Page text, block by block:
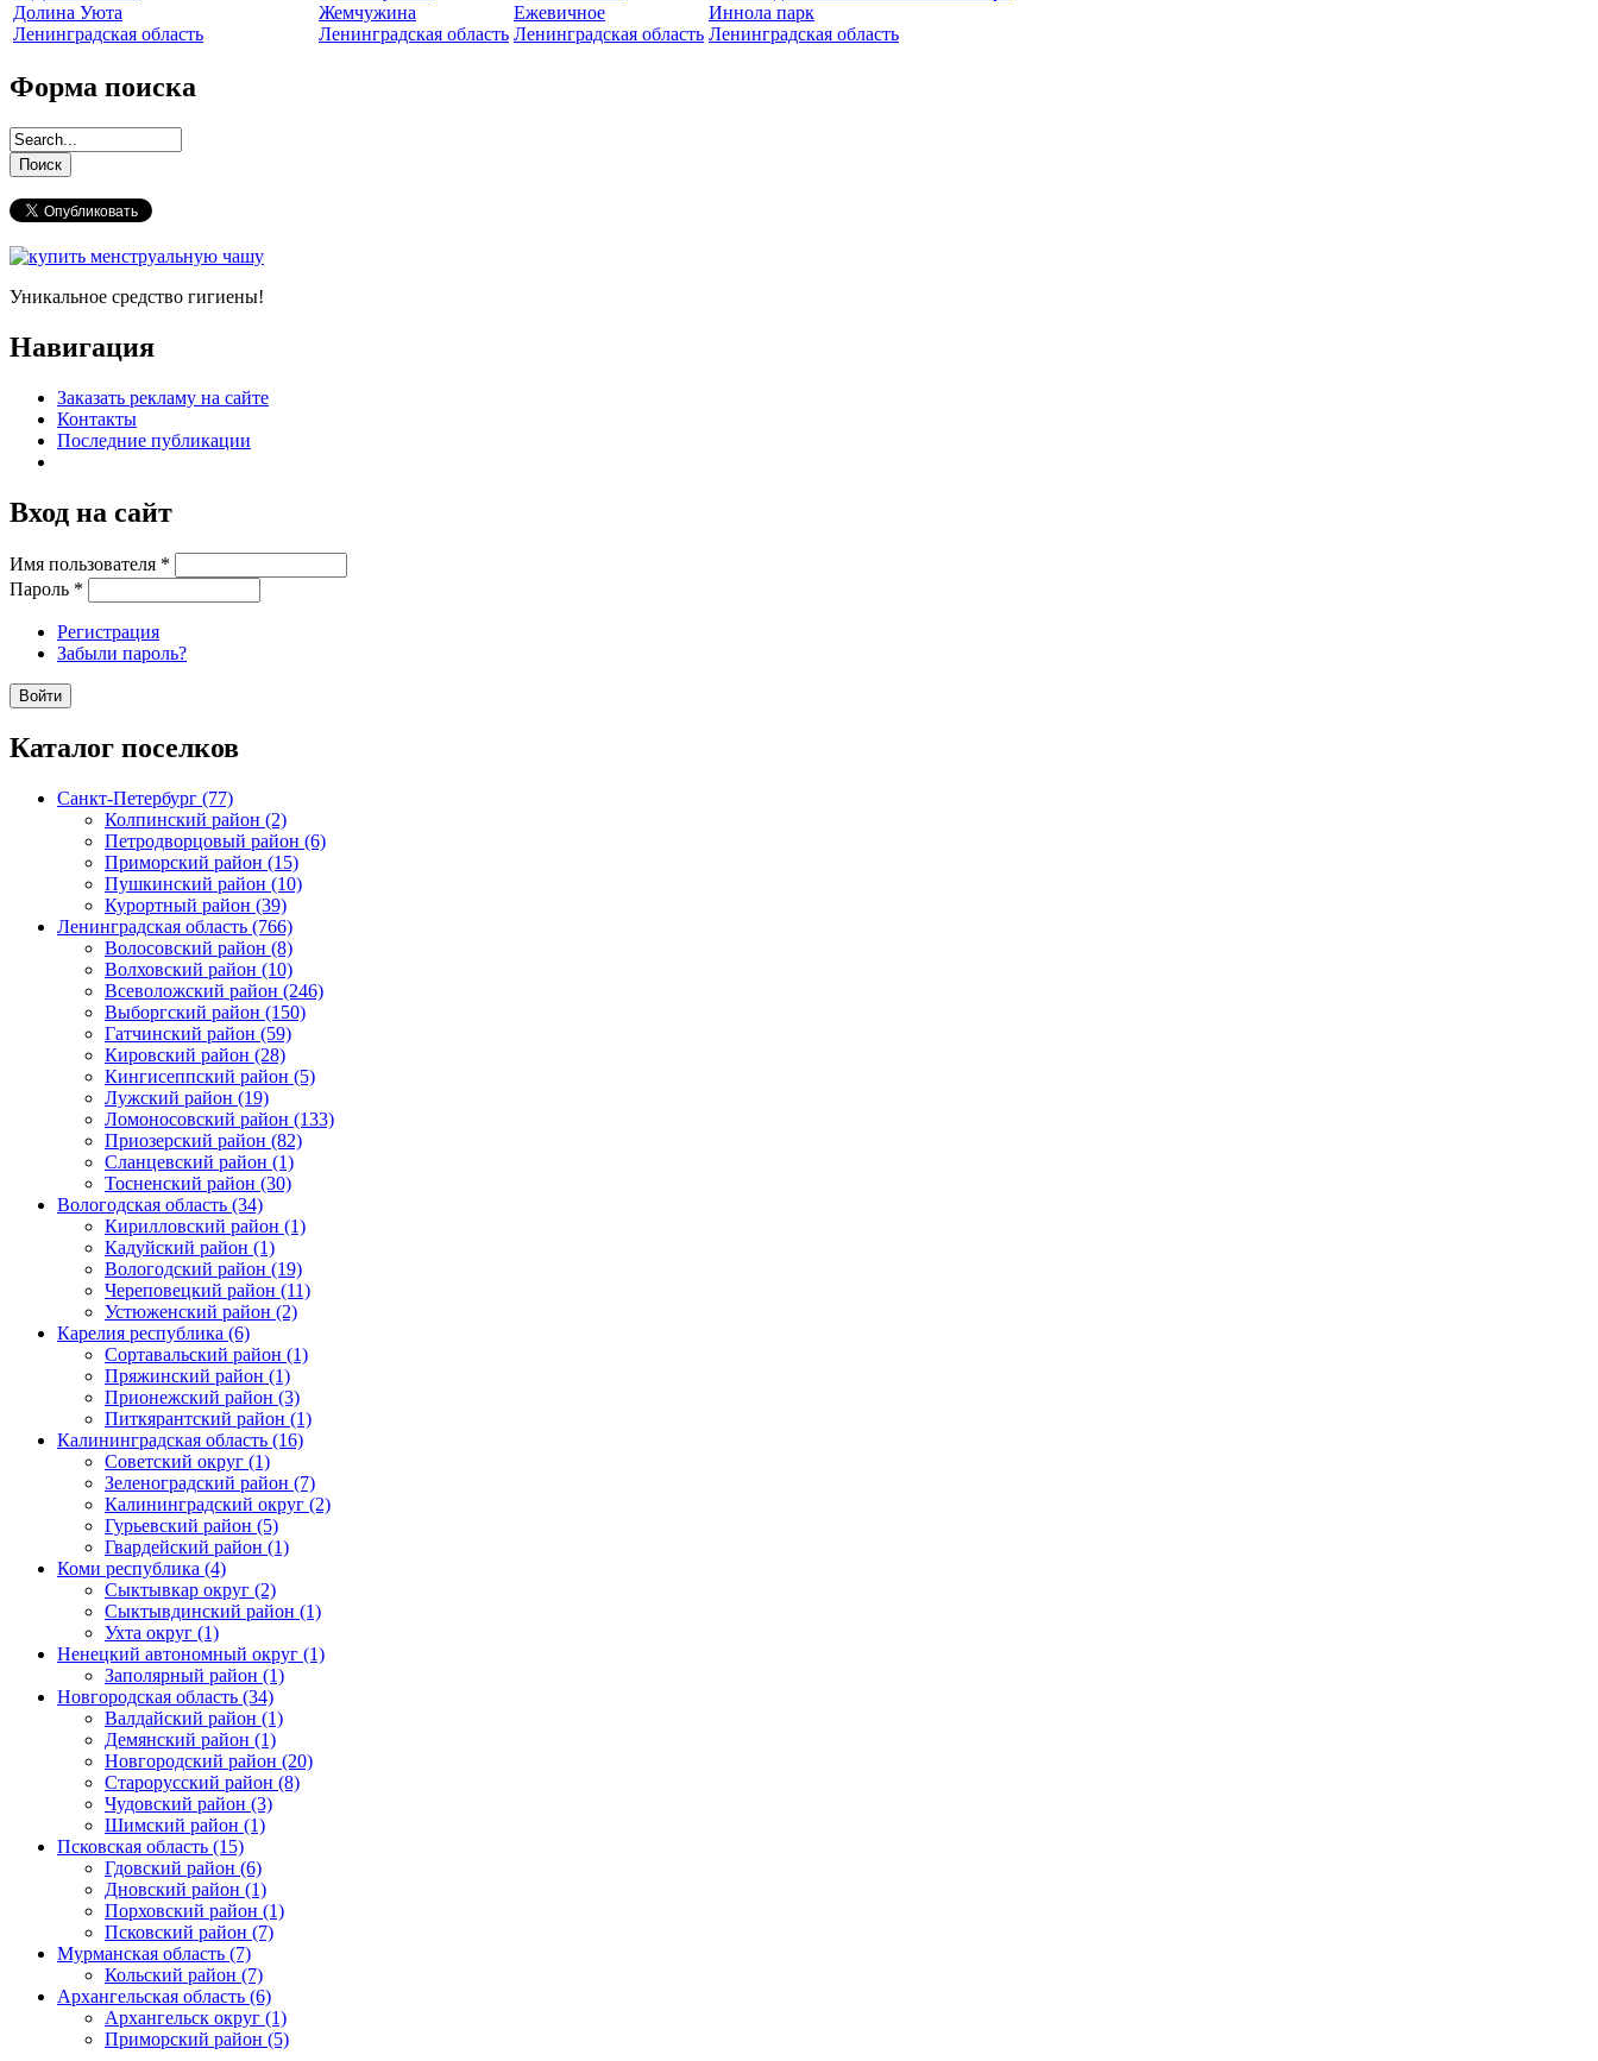
Долина Уюта
Ленинградская область
Жемчужина
Ленинградская область
Ежевичное
Ленинградская область
Иннола парк
Ленинградская область
Форма поиска
Уникальное средство гигиены!
Навигация
Заказать рекламу на сайте
Контакты
Последние публикации
Вход на сайт
Имя пользователя *
Пароль *
Регистрация
Забыли пароль?
Каталог поселков
Санкт-Петербург (77)
Колпинский район (2)
Петродворцовый район (6)
Приморский район (15)
Пушкинский район (10)
Курортный район (39)
Ленинградская область (766)
Волосовский район (8)
Волховский район (10)
Всеволожский район (246)
Выборгский район (150)
Гатчинский район (59)
Кировский район (28)
Кингисеппский район (5)
Лужский район (19)
Ломоносовский район (133)
Приозерский район (82)
Сланцевский район (1)
Тосненский район (30)
Вологодская область (34)
Кирилловский район (1)
Кадуйский район (1)
Вологодский район (19)
Череповецкий район (11)
Устюженский район (2)
Карелия республика (6)
Сортавальский район (1)
Пряжинский район (1)
Прионежский район (3)
Питкярантский район (1)
Калининградская область (16)
Советский округ (1)
Зеленоградский район (7)
Калининградский округ (2)
Гурьевский район (5)
Гвардейский район (1)
Коми республика (4)
Сыктывкар округ (2)
Сыктывдинский район (1)
Ухта округ (1)
Ненецкий автономный округ (1)
Заполярный район (1)
Новгородская область (34)
Валдайский район (1)
Демянский район (1)
Новгородский район (20)
Старорусский район (8)
Чудовский район (3)
Шимский район (1)
Псковская область (15)
Гдовский район (6)
Дновский район (1)
Порховский район (1)
Псковский район (7)
Мурманская область (7)
Кольский район (7)
Архангельская область (6)
Архангельск округ (1)
Приморский район (5)